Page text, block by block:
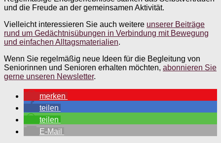
und die Freude an der gemeinsamen Aktivität.
Vielleicht interessieren Sie auch weitere unserer Beiträge
rund um Gedächtnisübungen in Verbindung mit Bewegung
und einfachen Alltagsmaterialien.
Wenn Sie regelmäßig neue Ideen für die Begleitung von
Seniorinnen und Senioren erhalten möchten, abonnieren Sie
gerne unseren Newsletter.
merken
teilen
teilen
E-Mail